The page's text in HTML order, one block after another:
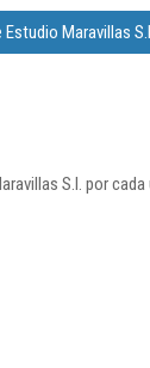
Maravillas
S.l. por